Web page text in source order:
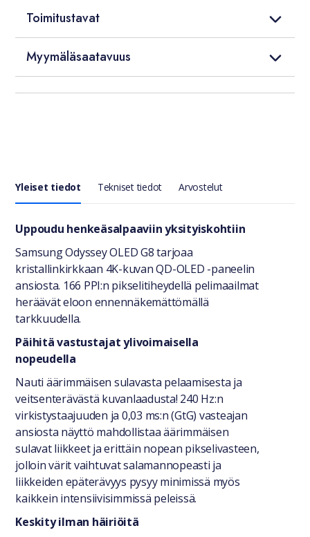
Toimitustavat
Myymäläsaatavuus
Yleiset tiedot Tekniset tiedot Arvostelut
Yleiset tiedot
Uppoudu henkeäsalpaaviin yksityiskohtiin
Samsung Odyssey OLED G8 tarjoaa
kristallinkirkkaan 4K-kuvan QD-OLED -paneelin
ansiosta. 166 PPI:n pikselitiheydellä pelimaailmat
heräävät eloon ennennäkemättömällä
tarkkuudella.
Päihitä vastustajat ylivoimaisella
nopeudella
Nauti äärimmäisen sulavasta pelaamisesta ja
veitsenterävästä kuvanlaadusta! 240 Hz:n
virkistystaajuuden ja 0,03 ms:n (GtG) vasteajan
ansiosta näyttö mahdollistaa äärimmäisen
sulavat liikkeet ja erittäin nopean pikselivasteen,
jolloin värit vaihtuvat salamannopeasti ja
liikkeiden epäterävyys pysyy minimissä myös
kaikkein intensiivisimmissä peleissä.
Keskity ilman häiriöitä